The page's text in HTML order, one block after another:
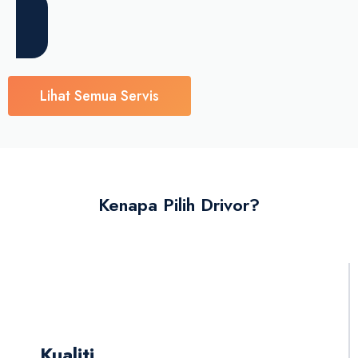
Lihat Semua Servis
Kenapa Pilih Drivor?